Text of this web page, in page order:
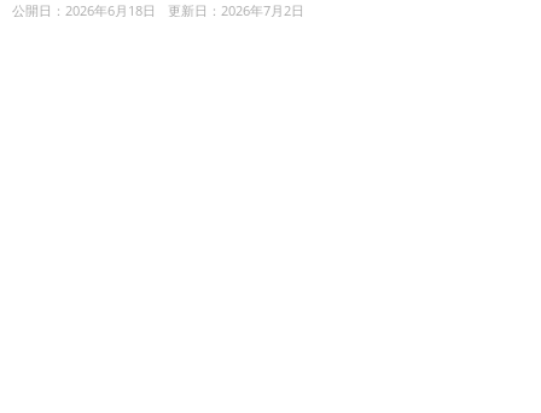
公開日：2026年6月18日 更新日：2026年7月2日